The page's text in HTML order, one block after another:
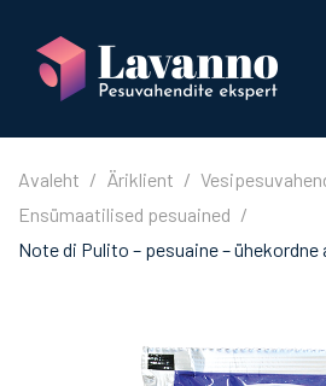
Avaleht Äriklient
Ensümaatilised pesuained
Note di Pulito – pesuaine – ühekordne